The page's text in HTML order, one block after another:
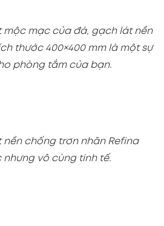
mộc mạc của đá, gạch lát nền
thước 400×400 mm là một sự
phòng tắm của bạn.
chống trơn nhãn Refina
vô cùng tinh tế.